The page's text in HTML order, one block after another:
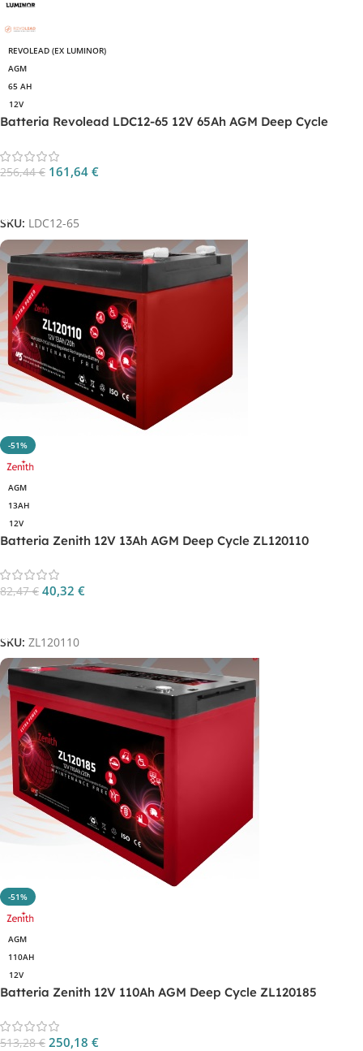
REVOLEAD (EX LUMINOR)
AGM
65 AH
12V
Batteria Revolead LDC12-65 12V 65Ah AGM Deep Cycle
256,44€ 161,64 €
SKU: LDC12-65
-51%
AGM
13AH
12V
Batteria Zenith 12V 13Ah AGM Deep Cycle ZL120110
82,47€ 40,32 €
SKU: ZL120110
-51%
AGM
110AH
12V
Batteria Zenith 12V 110Ah AGM Deep Cycle ZL120185
513,28€ 250,18 €